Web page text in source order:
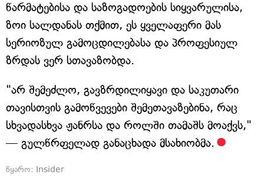
წარმატებისა და საზოგადოების სიყვარულისა,
ზოი სალდანას თქმით, ეს ყველაფერი მას
სერიოზულ გამოცდილებასა და პროფესიულ
ზრდას ვერ სთავაზობდა.
"არ შემეძლო, გავზრდილიყავი და საკუთარი
თავისთვის გამოწვევები შემეთავაზებინა, რაც
სხვადასხვა ჟანრსა და როლში თამაშს მოაქვს,"
— გულწრფელად განაცხადა მსახიობმა.
წყარო: Insider